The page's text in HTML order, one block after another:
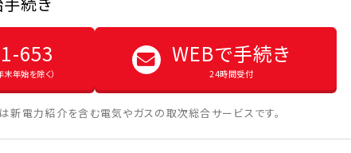
653
始を除く）
WEBで手続き
24時間受付
新電力紹介を含む電気やガスの取次総合サービスです。